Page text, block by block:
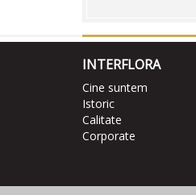
INTERFLORA
Cine suntem
Istoric
Calitate
Corporate